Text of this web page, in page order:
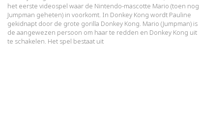
het eerste videospel waar de Nintendo-mascotte Mario (toen nog
Jumpman geheten) in voorkomt. In Donkey Kong wordt Pauline
gekidnapt door de grote gorilla Donkey Kong. Mario (Jumpman) is
de aangewezen persoon om haar te redden en Donkey Kong uit
te schakelen. Het spel bestaat uit